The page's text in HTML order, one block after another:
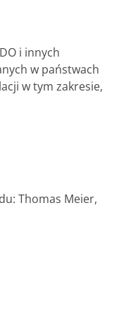
i innych
w państwach
w tym zakresie,
Thomas Meier,